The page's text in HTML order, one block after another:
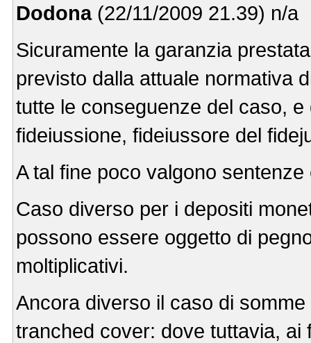
Dodona(22/11/2009 21.39) n/a
Sicuramente la garanzia
previsto dalla attuale normativa
tutte le conseguenze del caso,
fideiussione, fideiussore del
A tal fine poco valgono
Caso diverso per i depositi
possono essere oggetto di
moltiplicativi.
Ancora diverso il caso di
tranched cover: dove tuttavia, ai